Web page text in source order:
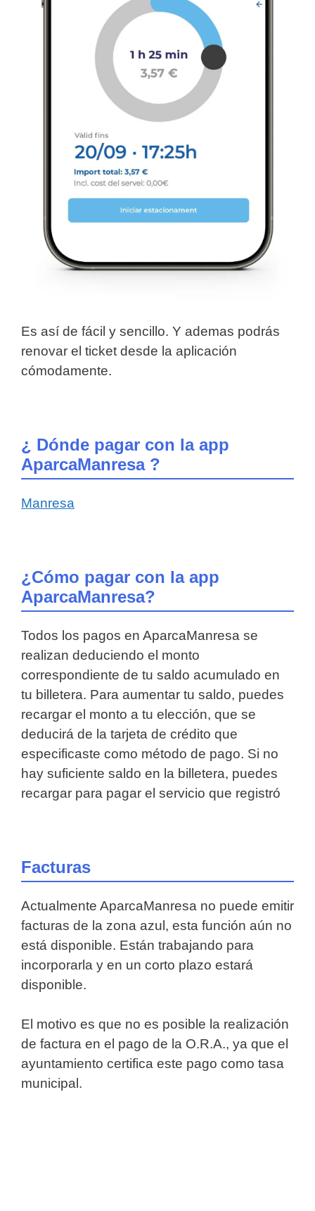
Es así de fácil y sencillo. Y ademas podrás
renovar el ticket desde la aplicación
cómodamente.
¿ Dónde pagar con la app
AparcaManresa ?
Manresa
¿Cómo pagar con la app
AparcaManresa?
Todos los pagos en AparcaManresa se
realizan deduciendo el monto
correspondiente de tu saldo acumulado en
tu billetera. Para aumentar tu saldo, puedes
recargar el monto a tu elección, que se
deducirá de la tarjeta de crédito que
especificaste como método de pago. Si no
hay suficiente saldo en la billetera, puedes
recargar para pagar el servicio que registró
Facturas
Actualmente AparcaManresa no puede emitir
facturas de la zona azul, esta función aún no
está disponible. Están trabajando para
incorporarla y en un corto plazo estará
disponible.
El motivo es que no es posible la realización
de factura en el pago de la O.R.A., ya que el
ayuntamiento certifica este pago como tasa
municipal.